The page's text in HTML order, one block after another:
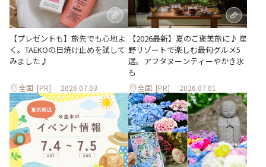
【プレゼントも】旅先でも心地よ
く。TAEKOの日焼け止めを試して
みました♪
全国 [PR] 2026.07.03
【2026最新】夏のご褒美旅に♪ 星
野リゾートで楽しむ最旬グルメ5
選。アフタヌーンティーやかき氷
も
全国 [PR] 2026.07.01